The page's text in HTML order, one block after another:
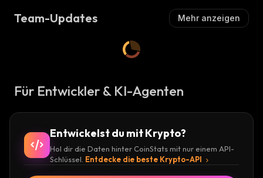
Team-Updates Mehr anzeigen
Für Entwickler & KI-Agenten
Entwickelst du mit Krypto?
Hol dir die Daten hinter CoinStats mit nur einem API-
Schlüssel. Entdecke die beste Krypto-API